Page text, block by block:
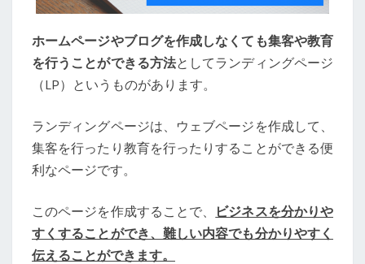
ス
が
変
わ
る
つ
の
理
ホームページやブログを作成しなくても集客や教育
を行うことができる方法としてランディングページ
（LP）というものがあります。
ランディングページは、ウェブページを作成して、
集客を行ったり教育を行ったりすることができる便
利なページです。
このページを作成することで、
ビジネスを分かりや
すくすることができ、難しい内容でも分かりやすく
伝えることができます。